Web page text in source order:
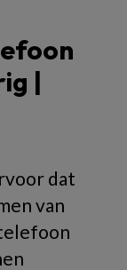
|
dat
van